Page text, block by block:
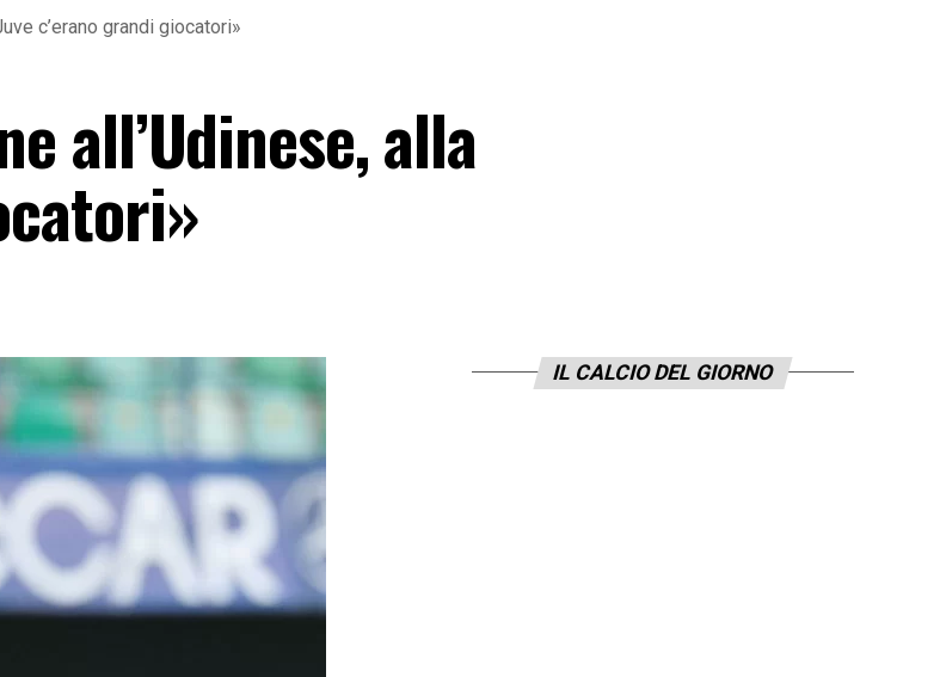
c’erano grandi giocatori»
all’Udinese, alla
IL CALCIO DEL GIORNO